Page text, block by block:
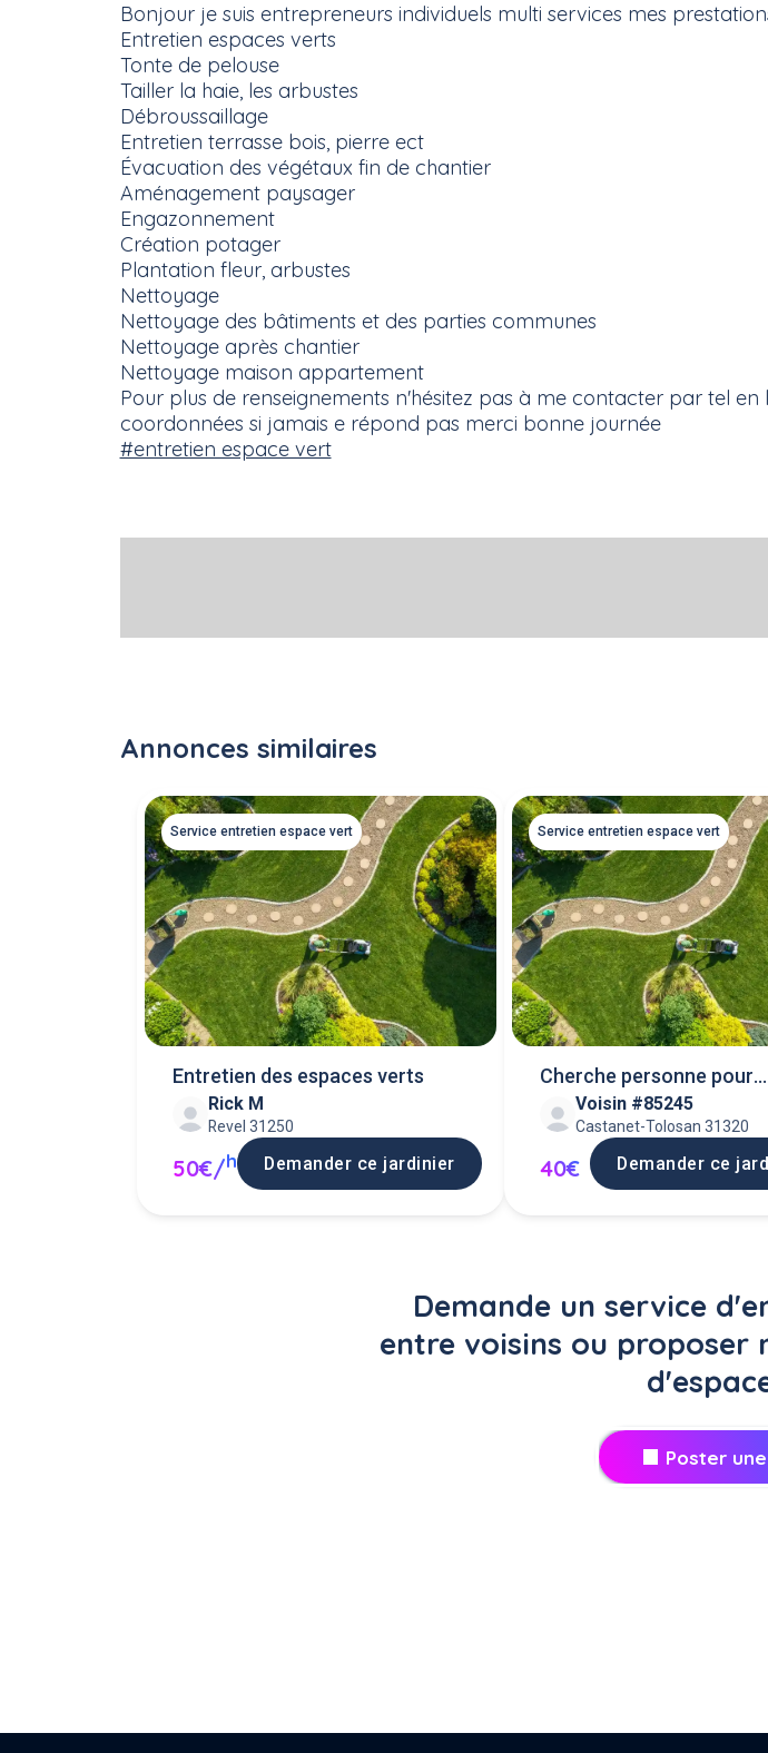
Bonjour je suis entrepreneurs individuels multi services mes
Entretien espaces verts
Tonte de pelouse
Tailler la haie, les arbustes
Débroussaillage
Entretien terrasse bois, pierre ect
Évacuation des végétaux fin de chantier
Aménagement paysager
Engazonnement
Création potager
Plantation fleur, arbustes
Nettoyage
Nettoyage des bâtiments et des parties communes
Nettoyage après chantier
Nettoyage maison appartement
Pour plus de renseignements n'hésitez pas à me contacter par tel en
coordonnées si jamais e répond pas merci bonne journée
#entretien espace vert
Annonces similaires
Service entretien espace vert
Entretien des espaces verts
Rick M
Revel 31250
50€/h Demander ce jardinier
Service entretien espace vert
Cherche personne pour
deserber (2h)
Voisin #85245
Castanet-Tolosan 31320
40€ Demander ce
Demande un service
entre voisins ou proposer
Poster